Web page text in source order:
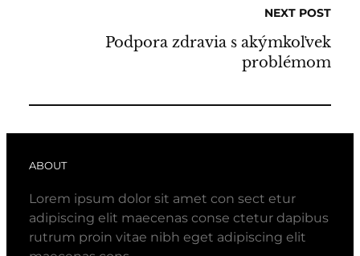
NEXT POST
Podpora zdravia s akýmkoľvek
problémom
ABOUT
Lorem ipsum dolor sit amet con sect etur
adipiscing elit maecenas conse ctetur dapibus
rutrum proin vitae nibh eget adipiscing elit